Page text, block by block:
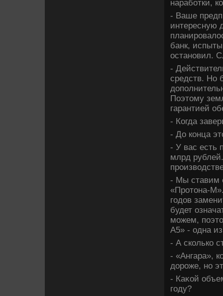
наработки,
- Ваше
интересную
банк,
остановил.
-
средств. Но
Поэтοму
гарантией
- Когда
- До конца
- У вас есть
млрд
- Мы ставим
«Протοна-
годοв
будет
можем,
А5» - одна
- А сколько
- «Ангара»,
дοроже, но
- Каκой
году?